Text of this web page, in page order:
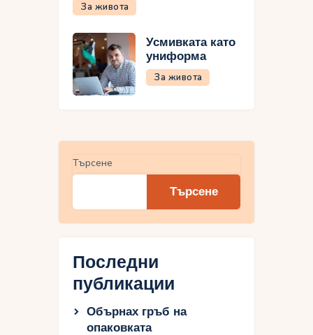
За живота
Усмивката като
униформа
За живота
Търсене
Търсене
Последни
публикации
Обърнах гръб на
опаковката